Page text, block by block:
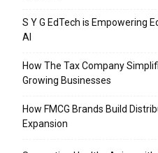
S Y G EdTech is Empowering
AI
How The Tax Company
Growing Businesses
How FMCG Brands Build
Expansion